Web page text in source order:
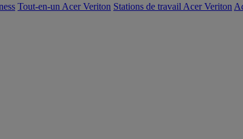
Tout-en-un Acer Veriton Stations de travail Acer Veriton